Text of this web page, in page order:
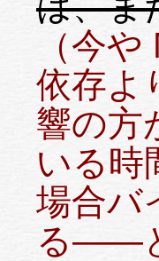
（今
依存よ
響の方
いる時
場合バ
る——